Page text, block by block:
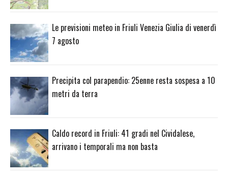
Le previsioni meteo in Friuli Venezia Giulia di venerdì
7 agosto
Precipita col parapendio: 25enne resta sospesa a 10
metri da terra
Caldo record in Friuli: 41 gradi nel Cividalese,
arrivano i temporali ma non basta